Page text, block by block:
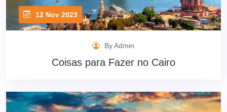
12 Nov 2023
By Admin
Coisas para Fazer no Cairo